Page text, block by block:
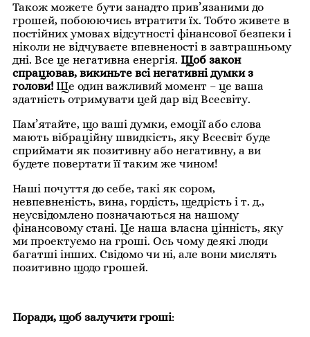
Також можете бути занадто прив’язаними до
грошей, побоюючись втратити їх. Тобто живете в
постійних умовах відсутності фінансової безпеки і
ніколи не відчуваєте впевненості в завтрашньому
дні. Все це негативна енергія. Щоб закон
спрацював, викиньте всі негативні думки з
голови! Ще один важливий момент – це ваша
здатність отримувати цей дар від Всесвіту.
Пам’ятайте, що ваші думки, емоції або слова
мають вібраційну швидкість, яку Всесвіт буде
сприймати як позитивну або негативну, а ви
будете повертати її таким же чином!
Наші почуття до себе, такі як сором,
невпевненість, вина, гордість, щедрість і т. д.,
неусвідомлено позначаються на нашому
фінансовому стані. Це наша власна цінність, яку
ми проектуємо на гроші. Ось чому деякі люди
багатші інших. Свідомо чи ні, але вони мислять
позитивно щодо грошей.
Поради, щоб залучити гроші: